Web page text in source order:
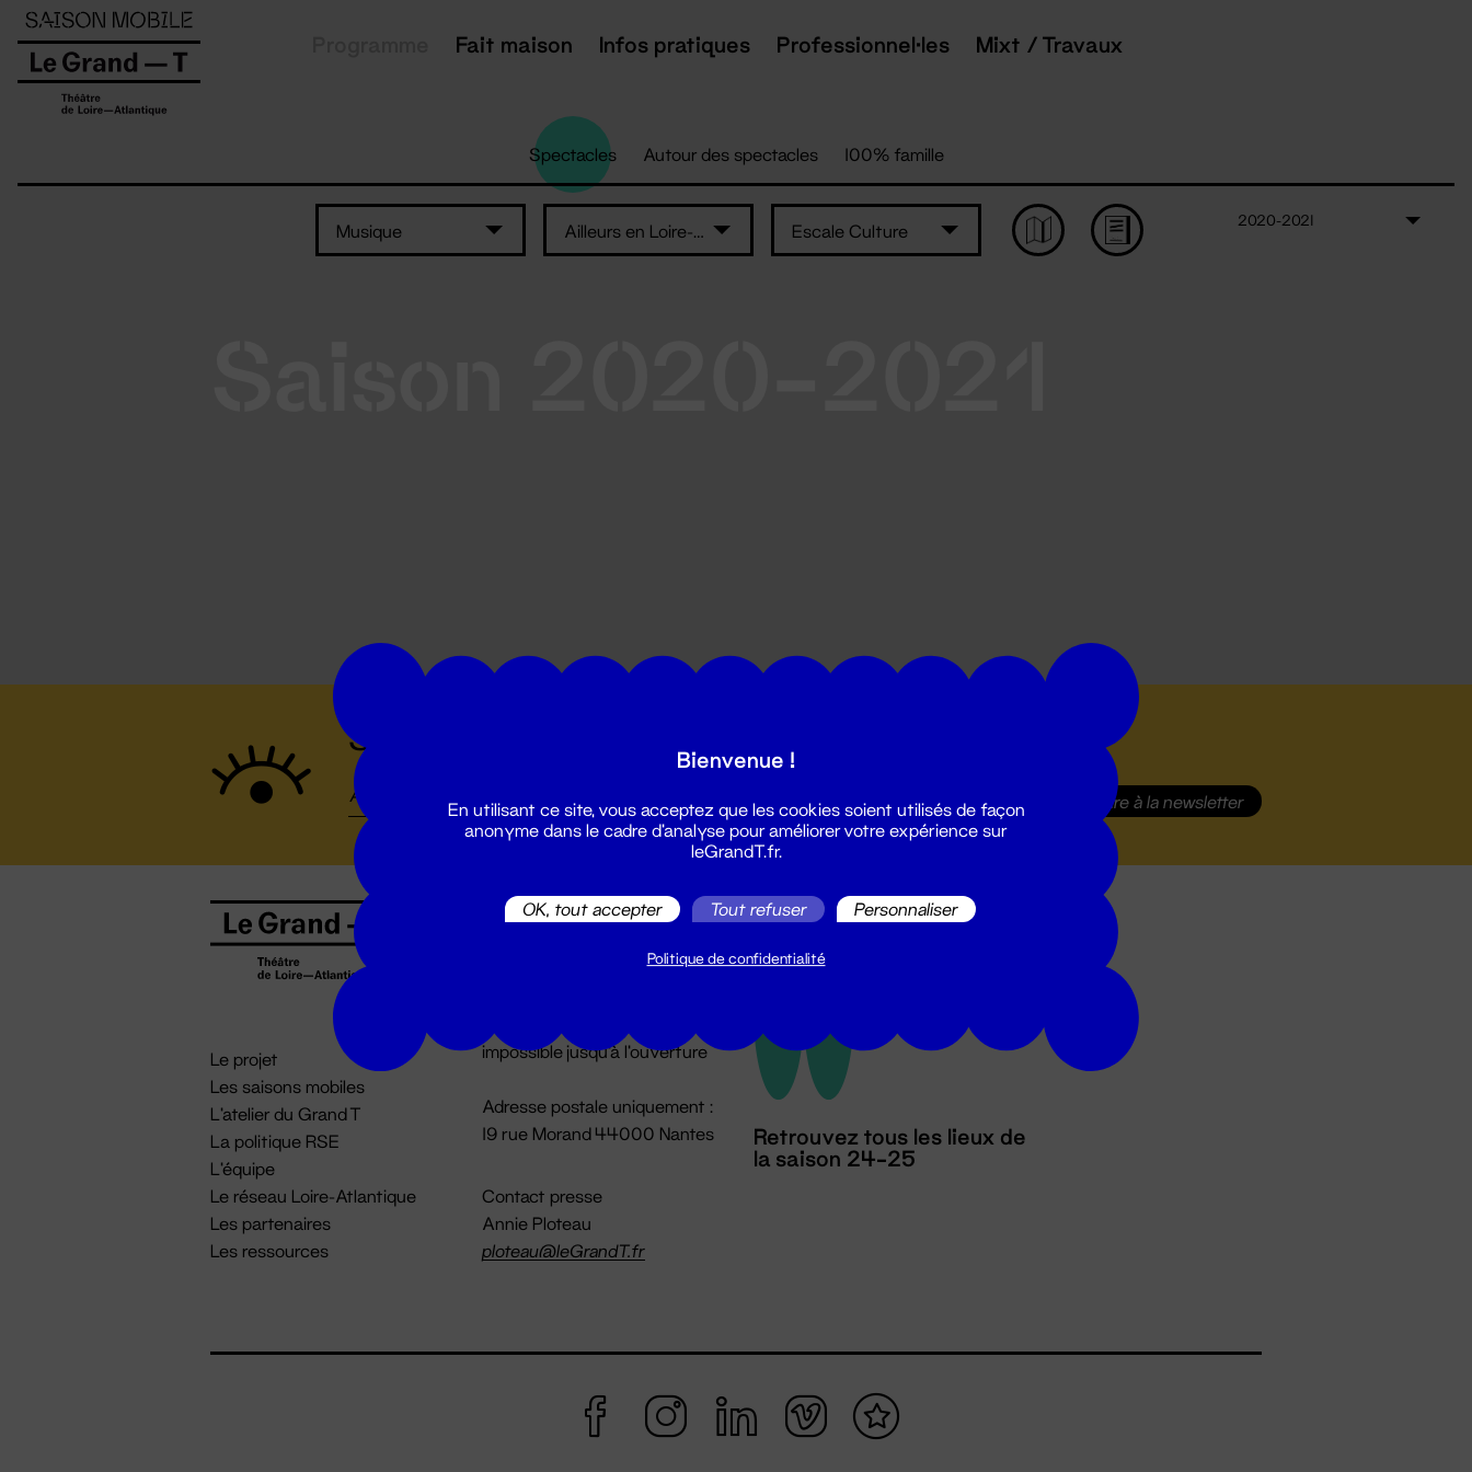
Fait maison Infos pratiques Professionnel·les Mixt / Travaux
Spectacles Autour des spectacles 100% famille
Musique Ailleurs en Loire-Atlantique Escale Culture
2020-2021
Suivez toutes les actualités du Grand T :
S'inscrire à la newsletter
Le projet
Les saisons mobiles
L'atelier du Grand T
La politique RSE
L'équipe
Le réseau Loire-Atlantique
Les partenaires
Les ressources
Billetterie
billetterie@leGrandT.fr
impossible jusqu'à l'ouverture
Adresse postale uniquement :
19 rue Morand 44000 Nantes
Contact presse
Annie Ploteau
ploteau@leGrandT.fr
Retrouvez tous les lieux de
la saison 24-25
Panneau de gestion des cookies
Bienvenue !
En utilisant ce site, vous acceptez que les cookies soient utilisés de façon
anonyme dans le cadre d'analyse pour améliorer votre expérience sur
leGrandT.fr.
OK, tout accepter Tout refuser Personnaliser
Politique de confidentialité